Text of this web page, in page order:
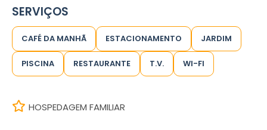
SERVIÇOS
CAFÉ DA MANHÃ ESTACIONAMENTO JARDIM
PISCINA RESTAURANTE T.V. WI-FI
HOSPEDAGEM FAMILIAR